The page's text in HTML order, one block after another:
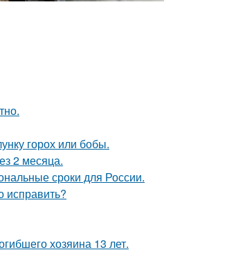
горох или бобы.
2 месяца.
сроки для России.
исправить?
хозяина 13 лет.